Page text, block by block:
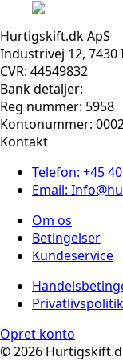
Hurtigskift.dk ApS
Industrivej 12,
CVR: 44549832
Bank detaljer:
Reg nummer: 5958
Kontonummer:
Kontakt
Telefon: +45
Email:
Om os
Betingelser
Kundeservice
Privatlivspolitik
Opret konto
© 2026